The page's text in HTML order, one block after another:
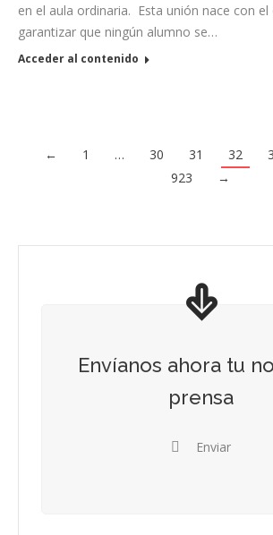
en el aula ordinaria. Esta unión nace con
garantizar que ningún alumno se…
Acceder al contenido
← 1 … 30 31 32
923
→
Envíanos ahora tu
prensa
Enviar